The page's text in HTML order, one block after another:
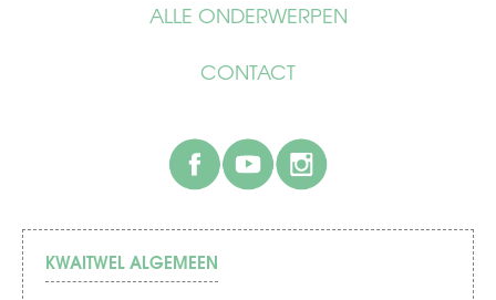
ALLE ONDERWERPEN
CONTACT
facebook
KWAITWEL ALGEMEEN